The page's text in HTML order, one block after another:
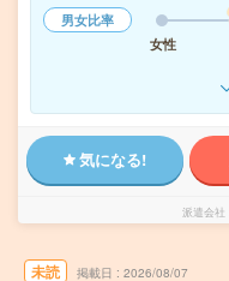
男女比率
女性
気になる!
派遣会社
未読 掲載日 2026/08/07